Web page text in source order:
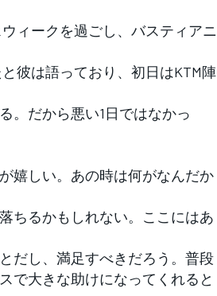
ィークを過ごし、バスティアニ
彼は語っており、初日はKTM陣
。だから悪い1日ではなかっ
嬉しい。あの時は何がなんだか
ちるかもしれない。ここにはあ
だし、満足すべきだろう。普段
で大きな助けになってくれると